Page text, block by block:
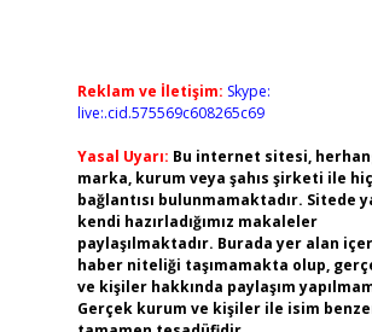
Reklam ve İletişim: Skype:
live:.cid.575569c608265c69
Yasal Uyarı: Bu internet sitesi,
marka, kurum veya şahıs şirketi ile
bağlantısı bulunmamaktadır. Sitede
kendi hazırladığımız makaleler
paylaşılmaktadır. Burada yer alan
haber niteliği taşımamakta olup,
ve kişiler hakkında paylaşım
Gerçek kurum ve kişiler ile isim